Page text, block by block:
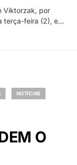
Viktorzak, por
terça-feira (2), e…
NOTÍCIAS
O